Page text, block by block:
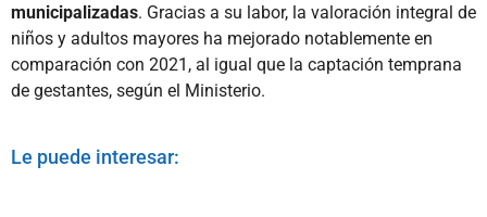
municipalizadas. Gracias a su labor, la valoración integral de
niños y adultos mayores ha mejorado notablemente en
comparación con 2021, al igual que la captación temprana
de gestantes, según el Ministerio.
Le puede interesar: